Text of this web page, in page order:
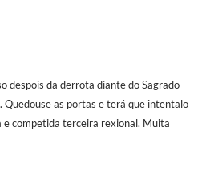
despois da derrota diante do Sagrado
Quedouse as portas e terá que intentalo
competida terceira rexional. Muita